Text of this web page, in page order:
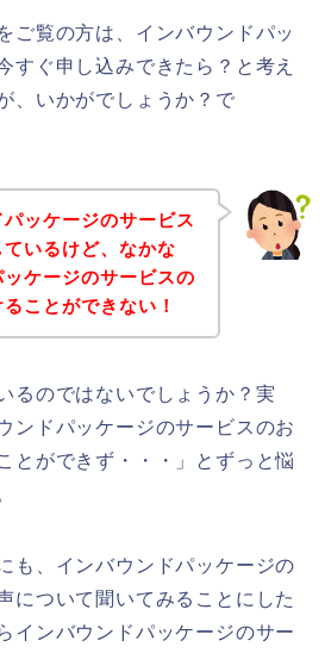
ご覧の方は、インバウンドパッ
すぐ申し込みできたら？と考え
、いかがでしょうか？で
ッケージのサービス
いるけど、なかな
ケージのサービスの
ことができない！
るのではないでしょうか？実
ンドパッケージのサービスのお
とができず・・・」とずっと悩
も、インバウンドパッケージの
について聞いてみることにした
インバウンドパッケージのサー